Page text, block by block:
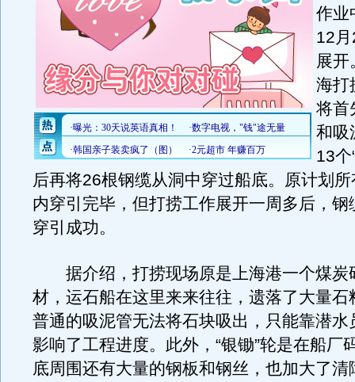
作业
12
展开
海打
将首
和吸
13个
后再将26根钢缆从洞中穿过船底。原计划
内穿引完毕，但打捞工作展开一周多后，钢
穿引成功。
据介绍，打捞现场原是上海港一个煤炭
材，运石船在这里来来往往，遗落了大量石
普通的吸泥管无法将石块吸出，只能靠潜水
影响了工程进度。此外，“银锄”轮是在船厂
底周围还有大量的钢板和钢丝，也加大了清